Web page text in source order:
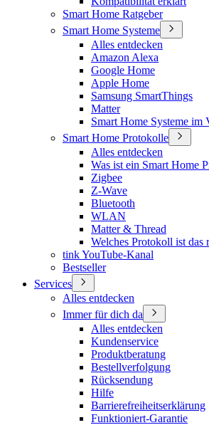
Smart Home Ratgeber
Smart Home Systeme
Alles entdecken
Amazon Alexa
Google Home
Apple Home
Samsung SmartThings
Matter
Smart Home Systeme im
Smart Home Protokolle
Alles entdecken
Was ist ein Smart Home
Zigbee
Z-Wave
Bluetooth
WLAN
Matter & Thread
Welches Protokoll ist das
tink YouTube-Kanal
Bestseller
Services
Alles entdecken
Immer für dich da
Alles entdecken
Kundenservice
Produktberatung
Bestellverfolgung
Rücksendung
Hilfe
Barrierefreiheitserklärung
Funktioniert-Garantie